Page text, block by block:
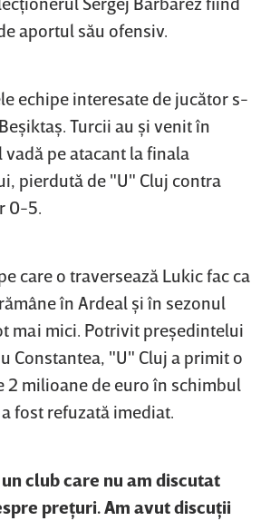
aportul său ofensiv.
echipe interesate de jucător s-
Turcii au şi venit în
pe atacant la finala
pierdută de "U" Cluj contra
0-5.
care o traversează Lukic fac ca
în Ardeal şi în sezonul
mai mici. Potrivit preşedintelui
Constantea, "U" Cluj a primit o
2 milioane de euro în schimbul
fost refuzată imediat.
club care nu am discutat
preţuri. Am avut discuţii